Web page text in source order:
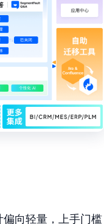
向轻量，上手门槛